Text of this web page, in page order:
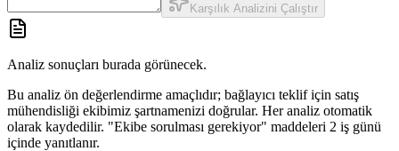
Karşılık Analizini Çalıştır
Analiz sonuçları burada görünecek.
Bu analiz ön değerlendirme amaçlıdır; bağlayıcı teklif için satış
mühendisliği ekibimiz şartnamenizi doğrular. Her analiz otomatik
olarak kaydedilir. "Ekibe sorulması gerekiyor" maddeleri 2 iş günü
içinde yanıtlanır.